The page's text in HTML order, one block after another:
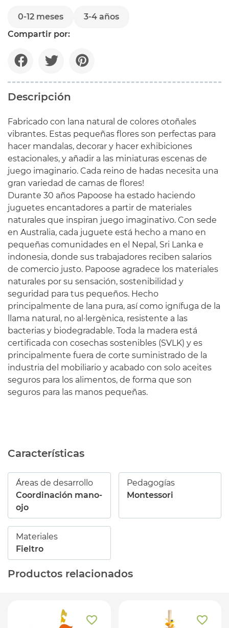
0-12 meses
3-4 años
Compartir por:
Descripción
Fabricado con lana natural de colores otoñales
vibrantes. Estas pequeñas flores son perfectas para
hacer mandalas, decorar y hacer exhibiciones
estacionales, y añadir a las miniaturas escenas de
juego imaginario. Cada reino de hadas necesita una
gran variedad de camas de flores!
Durante 30 años Papoose ha estado haciendo
juguetes encantadores a partir de materiales
naturales que inspiran juego imaginativo. Con sede
en Australia, cada juguete está hecho a mano en
pequeñas comunidades en el Nepal, Sri Lanka e
indonesia, donde sus trabajadores reciben salarios
de comercio justo. Papoose agradece los materiales
naturales por su sensación, sostenibilidad y
seguridad para tus pequeños. Hecho
principalmente de lana pura, así como ignífuga de la
llama natural, no al·lergènica, resistente a las
bacterias y biodegradable. Toda la madera está
certificada con cosechas sostenibles (SVLK) y es
principalmente fuera de corte suministrado de la
industria del mobiliario y acabado con solo aceites
seguros para los alimentos, de forma que son
seguros para las manos pequeñas.
Características
Áreas de desarrollo
Coordinación mano-
ojo
Pedagogías
Montessori
Materiales
Fieltro
Productos relacionados